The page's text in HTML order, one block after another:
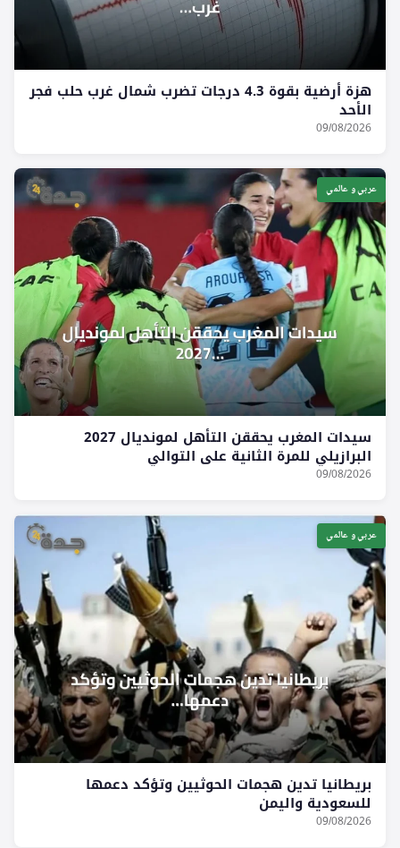
هزة أرضية بقوة 4.3 درجات تضرب شمال غرب حلب فجر
الأحد
09/08/2026
عربي و عالمي
سيدات المغرب يحققن التأهل لمونديال 2027
البرازيلي للمرة الثانية على التوالي
09/08/2026
عربي و عالمي
بريطانيا تدين هجمات الحوثيين وتؤكد دعمها
للسعودية واليمن
09/08/2026